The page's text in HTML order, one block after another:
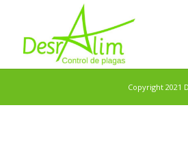
Copyright 2021